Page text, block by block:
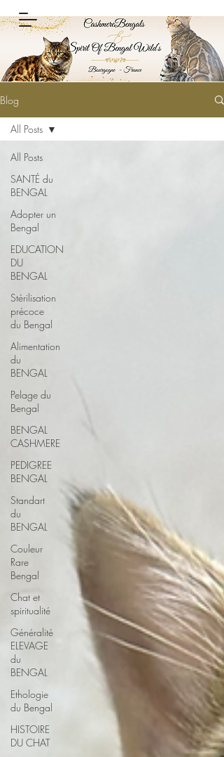
Blog
All Posts
SANTÉ du
BENGAL
Adopter un
Bengal
EDUCATION
DU
BENGAL
Stérilisation
précoce
du Bengal
Alimentation
du
BENGAL
Pelage du
Bengal
BENGAL
CASHMERE
PEDIGREE
BENGAL
Standart
du
BENGAL
Couleur
Rare
Bengal
Chat et
spiritualité
Généralité
ELEVAGE
du
BENGAL
Ethologie
du Bengal
HISTOIRE
DU CHAT
All Posts